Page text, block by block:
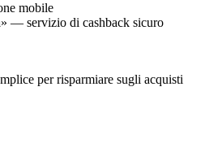
mobile
— servizio di cashback sicuro
per risparmiare sugli acquisti